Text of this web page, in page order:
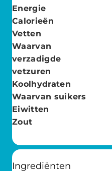
Energie
Calorieën
Vetten
Waarvan
verzadigde
vetzuren
Koolhydraten
Waarvan suikers
Eiwitten
Zout
Ingrediënten